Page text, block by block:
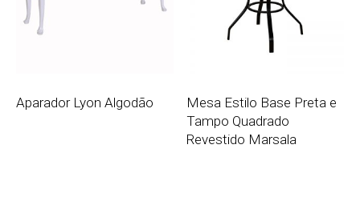
Aparador Lyon Algodão
Mesa Estilo Base Preta e
Tampo Quadrado
Revestido Marsala